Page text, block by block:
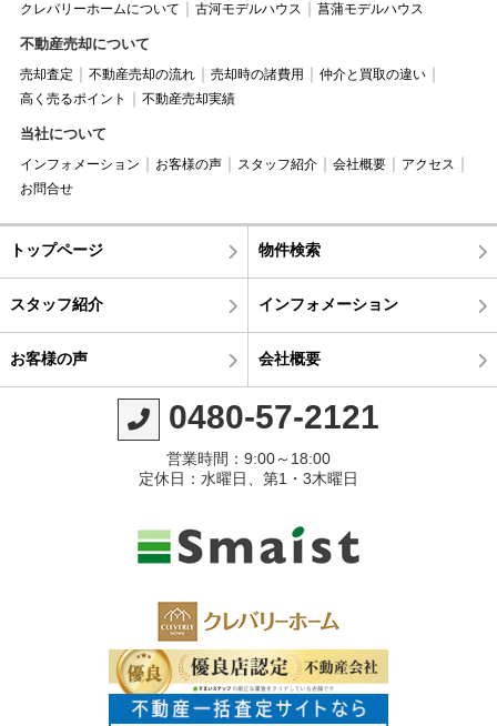
クレバリーホームについて 古河モデルハウス 菖蒲モデルハウス
不動産売却について
売却査定 不動産売却の流れ 売却時の諸費用
仲介と買取の違い
高く売るポイント
不動産売却実績
当社について
インフォメーション お客様の声 スタッフ紹介 会社概要
アクセス
お問合せ
トップページ 物件検索
スタッフ紹介 インフォメーション
お客様の声 会社概要
0480-57-2121
営業時間：9:00～18:00
定休日：水曜日、第1・3木曜日